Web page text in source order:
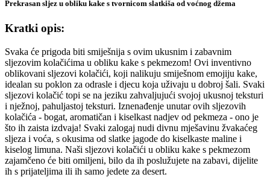
Prekrasan sljez u obliku kake s tvornicom slatkiša od voćnog džema
Kratki opis:
Svaka će prigoda biti smiješnija s ovim ukusnim i zabavnim
sljezovim kolačićima u obliku kake s pekmezom! Ovi inventivno
oblikovani sljezovi kolačići, koji nalikuju smiješnom emojiju kake,
idealan su poklon za odrasle i djecu koja uživaju u dobroj šali. Svaki
sljezovi kolačić topi se na jeziku zahvaljujući svojoj ukusnoj teksturi
i nježnoj, pahuljastoj teksturi. Iznenađenje unutar ovih sljezovih
kolačića - bogat, aromatičan i kiselkast nadjev od pekmeza - ono je
što ih zaista izdvaja! Svaki zalogaj nudi divnu mješavinu žvakaćeg
sljeza i voća, s okusima od slatke jagode do kiselkaste maline i
kiselog limuna. Naši sljezovi kolačići u obliku kake s pekmezom
zajamčeno će biti omiljeni, bilo da ih poslužujete na zabavi, dijelite
ih s prijateljima ili ih samo jedete za desert.